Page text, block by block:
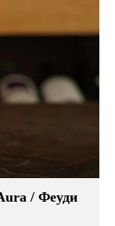
/ Феуди